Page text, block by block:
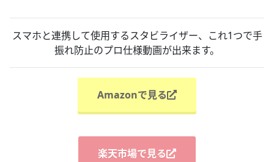
スマホと連携して使用するスタビライザー、これ1つで手
振れ防止のプロ仕様動画が出来ます。
Amazonで見る
楽天市場で見る